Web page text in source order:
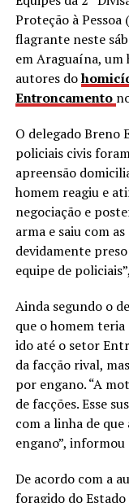
Proteção à
flagrante neste
em Araguaína, um
autores do
Entroncamento
O delegado Breno
policiais civis
apreensão
homem reagiu e
negociação e
arma e saiu com
devidamente
equipe de
Ainda segundo o
que o homem
ido até o setor
da facção rival,
por engano. “A
de facções. Esse
com a linha de
engano”, informou
De acordo com a
foragido do